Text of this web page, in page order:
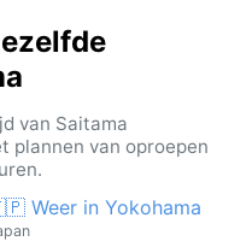
van Saitama
plannen van oproepen
Weer in Yokohama